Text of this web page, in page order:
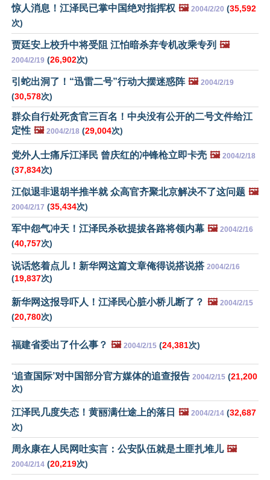
惊人消息！江泽民已掌中国绝对指挥权 🖼️ 2004/2/20 (35,592
次)
贾廷安上校升中将受阻 江怕暗杀弃专机改乘专列 🖼️
2004/2/19 (26,902次)
引蛇出洞了！“迅雷二号”行动大摆迷惑阵 🖼️ 2004/2/19
(30,578次)
群众自行处死贪官三百名！中央没有公开的二号文件给江
定性 🖼️ 2004/2/18 (29,004次)
党外人士痛斥江泽民 曾庆红的冲锋枪立即卡壳 🖼️ 2004/2/18
(37,834次)
江似退非退胡半推半就 众高官齐聚北京解决不了这问题 🖼️
2004/2/17 (35,434次)
军中怨气冲天！江泽民杀砍提拔各路将领内幕 🖼️ 2004/2/16
(40,757次)
说话悠着点儿！新华网这篇文章俺得说搭说搭 2004/2/16
(19,837次)
新华网这报导吓人！江泽民心脏小桥儿断了？ 🖼️ 2004/2/15
(20,780次)
福建省委出了什么事？ 🖼️ 2004/2/15 (24,381次)
‘追查国际’对中国部分官方媒体的追查报告 2004/2/15 (21,200
次)
江泽民几度失态！黄丽满仕途上的落日 🖼️ 2004/2/14 (32,687
次)
周永康在人民网吐实言：公安队伍就是土匪扎堆儿 🖼️
2004/2/14 (20,219次)